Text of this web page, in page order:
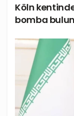
Köln
bomba